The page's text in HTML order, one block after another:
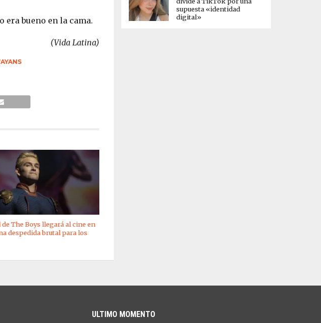
era bueno en la cama.
(Vida Latina)
The Boys llegará al cine en
despedida brutal para los
supuesta «identidad
digital»
ULTIMO MOMENTO